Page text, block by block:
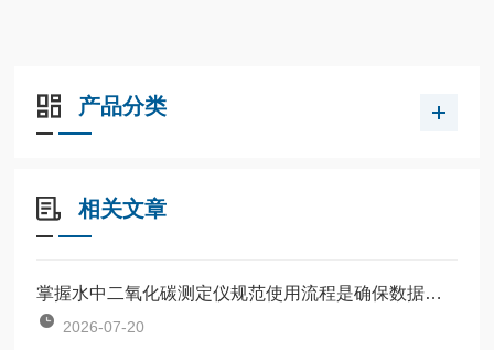
产品分类
相关文章
掌握水中二氧化碳测定仪规范使用流程是确保数据准确可靠的前提
2026-07-20